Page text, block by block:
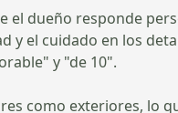
dueño responde
el cuidado en los
y "de 10".
como exteriores, lo